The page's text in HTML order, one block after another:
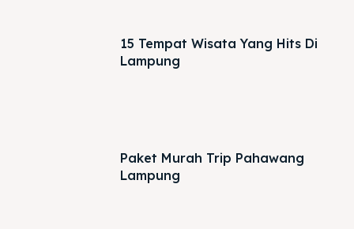
15 Tempat Wisata Yang Hits Di
Lampung
Paket Murah Trip Pahawang
Lampung